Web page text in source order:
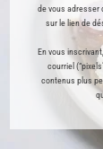
de vous adresser
sur le lien de
En vous
courriel
contenus plus
pâtisserie